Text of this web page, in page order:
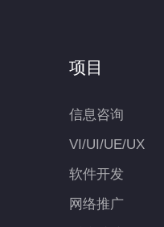
项目
信息咨询
VI/UI/UE/UX
软件开发
网络推广